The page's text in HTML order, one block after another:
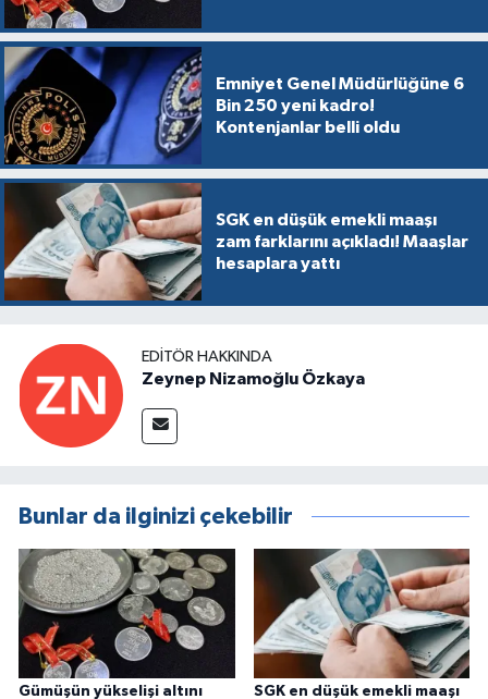
Emniyet Genel Müdürlüğüne 6
Bin 250 yeni kadro!
Kontenjanlar belli oldu
SGK en düşük emekli maaşı
zam farklarını açıkladı! Maaşlar
hesaplara yattı
EDITÖR HAKKINDA
Zeynep Nizamoğlu Özkaya
Bunlar da ilginizi çekebilir
Gümüşün yükselişi altını SGK en düşük emekli maaşı